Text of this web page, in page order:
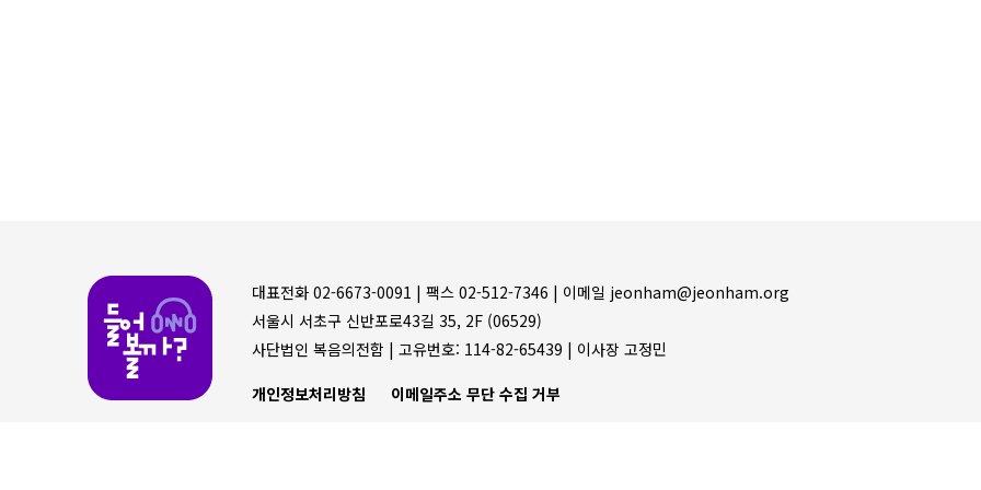
대표전화 02-6673-0091 | 팩스 02-512-7346 | 이메일 jeonham@jeonham.org
서울시 서초구 신반포로43길 35, 2F (06529)
사단법인 복음의전함 | 고유번호: 114-82-65439 | 이사장 고정민
개인정보처리방침 이메일주소 무단 수집 거부